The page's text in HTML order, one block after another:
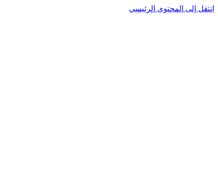
إلى المحتوى الرئيسي